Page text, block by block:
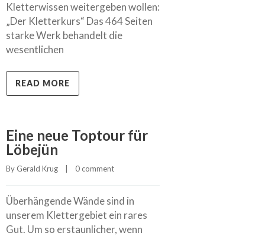
Kletterwissen weitergeben wollen:
„Der Kletterkurs“ Das 464 Seiten
starke Werk behandelt die
wesentlichen
READ MORE
Eine neue Toptour für
Löbejün
By Gerald Krug 0 comment
Überhängende Wände sind in
unserem Klettergebiet ein rares
Gut. Um so erstaunlicher, wenn